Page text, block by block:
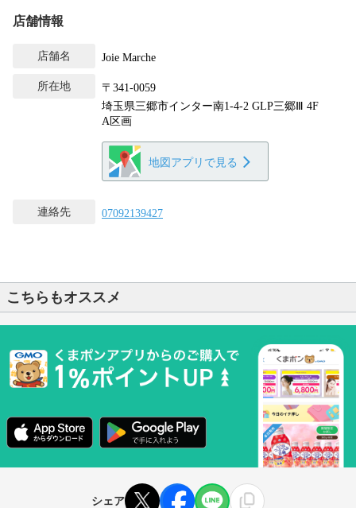
店舗情報
店舗名 Joie Marche
所在地
〒341-0059
埼玉県三郷市インター南1-4-2 GLP三郷Ⅲ 4F
A区画
地図アプリで見る
連絡先 07092139427
こちらもオススメ
シェア